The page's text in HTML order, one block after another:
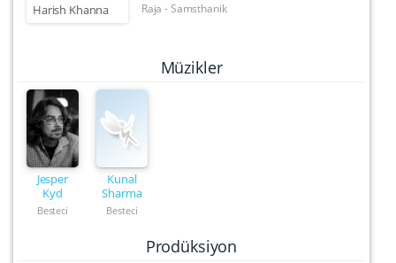
Harish Khanna Raja - Samsthanik
Müzikler
Jesper
Kyd
Besteci
Kunal
Sharma
Besteci
Prodüksiyon